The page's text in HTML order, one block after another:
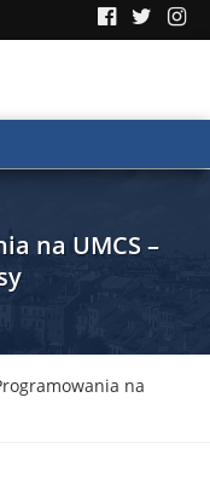
na UMCS –
na